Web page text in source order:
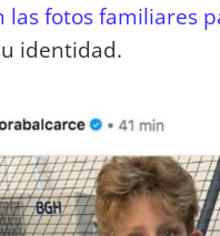
las fotos familiares
identidad.